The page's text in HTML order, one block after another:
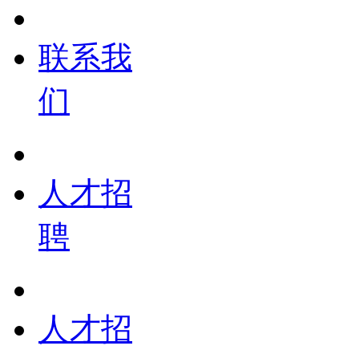
联系我
们
人才招
聘
人才招